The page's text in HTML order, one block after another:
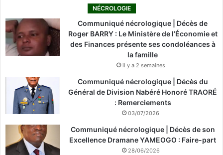
NÉCROLOGIE
Communiqué nécrologique | Décès de
Roger BARRY : Le Ministère de l’Économie et
des Finances présente ses condoléances à
la famille
il y a 2 semaines
Communiqué nécrologique | Décès du
Général de Division Nabéré Honoré TRAORÉ
: Remerciements
03/07/2026
Communiqué nécrologique | Décès de son
Excellence Dramane YAMEOGO : Faire-part
28/06/2026